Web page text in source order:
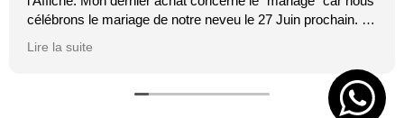
célébrons le mariage de notre neveu le 27 Juin prochain. Je
Lire la suite